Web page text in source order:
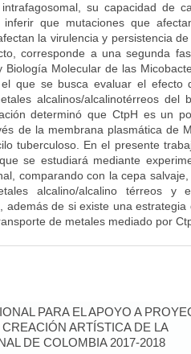
su capacidad de
que mutaciones que
la virulencia y persistencia de
corresponde a una segunda
Molecular de las
que se busca evaluar el efecto
alcalinos/alcalinotérreos del
determinó que CtpH es un
de la membrana plasmática de
tuberculoso. En el presente
se estudiará mediante
comparando con la cepa salvaje,
alcalino/alcalino térreos y
además de si existe una estrategia
de metales mediado por
PARA EL APOYO A
ARTÍSTICA DE LA
DE COLOMBIA 2017-2018